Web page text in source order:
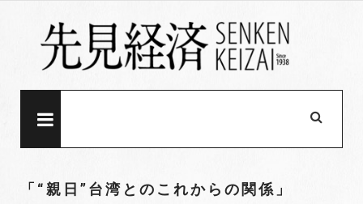
「“親日”台湾とのこれからの関係」